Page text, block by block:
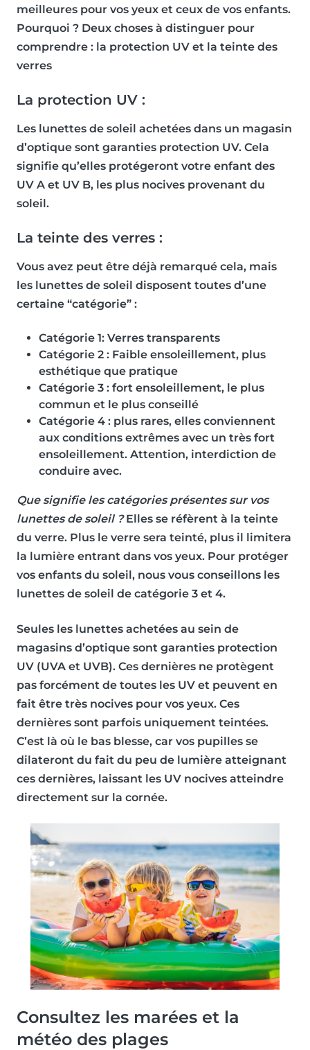
meilleures pour vos yeux et ceux de vos enfants.
Pourquoi ? Deux choses à distinguer pour
comprendre : la protection UV et la teinte des
verres
La protection UV :
Les lunettes de soleil achetées dans un magasin
d’optique sont garanties protection UV. Cela
signifie qu’elles protégeront votre enfant des
UV A et UV B, les plus nocives provenant du
soleil.
La teinte des verres :
Vous avez peut être déjà remarqué cela, mais
les lunettes de soleil disposent toutes d’une
certaine “catégorie” :
Catégorie 1: Verres transparents
Catégorie 2 : Faible ensoleillement, plus
esthétique que pratique
Catégorie 3 : fort ensoleillement, le plus
commun et le plus conseillé
Catégorie 4 : plus rares, elles conviennent
aux conditions extrêmes avec un très fort
ensoleillement. Attention, interdiction de
conduire avec.
Que signifie les catégories présentes sur vos
lunettes de soleil ?Elles se réfèrent à la teinte
du verre. Plus le verre sera teinté, plus il limitera
la lumière entrant dans vos yeux. Pour protéger
vos enfants du soleil, nous vous conseillons les
lunettes de soleil de catégorie 3 et 4.
Seules les lunettes achetées au sein de
magasins d’optique sont garanties protection
UV (UVA et UVB). Ces dernières ne protègent
pas forcément de toutes les UV et peuvent en
fait être très nocives pour vos yeux. Ces
dernières sont parfois uniquement teintées.
C’est là où le bas blesse, car vos pupilles se
dilateront du fait du peu de lumière atteignant
ces dernières, laissant les UV nocives atteindre
directement sur la cornée.
Consultez les marées et la
météo des plages